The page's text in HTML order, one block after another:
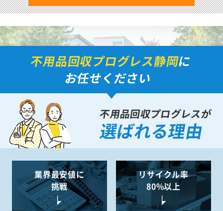
不用品回収プログレス静岡に
お任せください
不用品回収プログレスが
選ばれる理由
業界最安値に
挑戦
リサイクル率
80%以上